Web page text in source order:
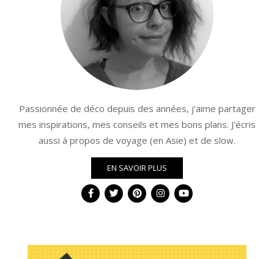
Passionnée de déco depuis des années, j'aime partager
mes inspirations, mes conseils et mes bons plans. J'écris
aussi à propos de voyage (en Asie) et de slow.
EN SAVOIR PLUS